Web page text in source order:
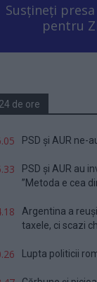
Susțineți
pentru
24 de ore
PSD și AUR ne-
PSD și AUR au
”Metoda e cea
Argentina a
taxele, ci scazi
Lupta politicii